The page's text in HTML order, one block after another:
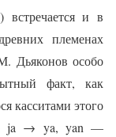
встречается и в
племенах
Дьяконов особо
факт, как
касситами этого
ja → ya, yan —